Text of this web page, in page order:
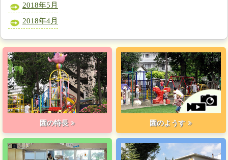
2018年5月
2018年4月
園の特長 園のようす